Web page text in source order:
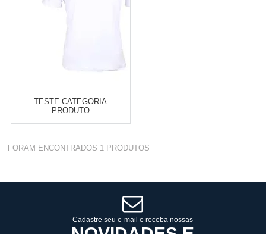
TESTE CATEGORIA
PRODUTO
Varejo: R$ 4.050,70
10 x de R$ 255,09
FORAM ENCONTRADOS 1 PRODUTOS
Cadastre seu e-mail e receba nossas